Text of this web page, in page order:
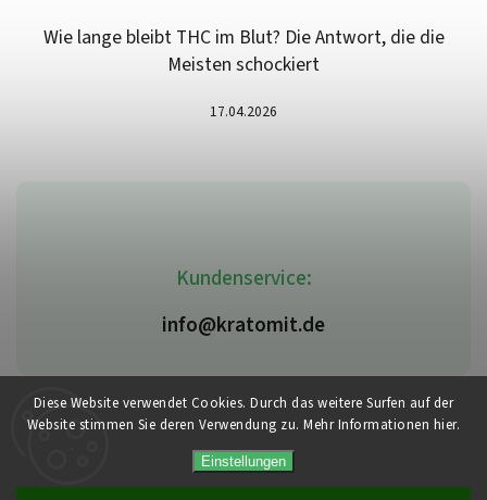
Diese Website verwendet Cookies. Durch das weitere Surfen auf der
Website stimmen Sie deren Verwendung zu. Mehr Informationen hier.
Einstellungen
Kundenservice:
info@kratomit.de
Wie lange bleibt THC im Blut? Die Antwort, die die
Meisten schockiert
17.04.2026
Copyright 2026 Kratomit.de. Alle Rechte vorbehalten.
VytvořilShoptet| Design